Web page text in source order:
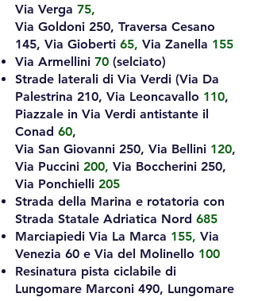
Via Verga 75,
Via Goldoni 250, Traversa Cesano
145, Via Gioberti 65, Via Zanella 155
Via Armellini 70 (selciato)
Strade laterali di Via Verdi (Via Da
Palestrina 210, Via Leoncavallo 110,
Piazzale in Via Verdi antistante il
Conad 60,
Via San Giovanni 250, Via Bellini 120,
Via Puccini 200, Via Boccherini 250,
Via Ponchielli 205
Strada della Marina e rotatoria con
Strada Statale Adriatica Nord 685
Marciapiedi Via La Marca 155, Via
Venezia 60 e Via del Molinello 100
Resinatura pista ciclabile di
Lungomare Marconi 490, Lungomare